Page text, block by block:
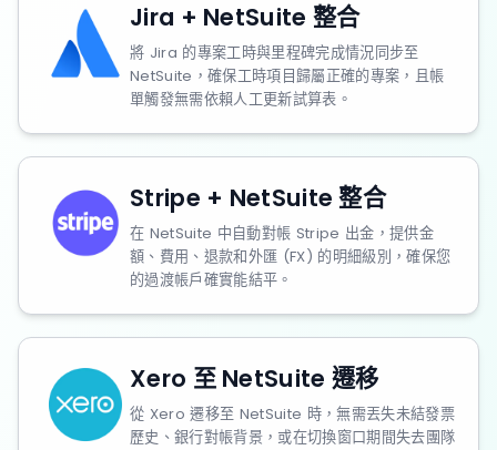
Jira + NetSuite 整合
將 Jira 的專案工時與里程碑完成情況同步至
NetSuite，確保工時項目歸屬正確的專案，且帳
單觸發無需依賴人工更新試算表。
Stripe + NetSuite 整合
在 NetSuite 中自動對帳 Stripe 出金，提供金
額、費用、退款和外匯 (FX) 的明細級別，確保您
的過渡帳戶確實能結平。
Xero 至 NetSuite 遷移
從 Xero 遷移至 NetSuite 時，無需丟失未結發票
歷史、銀行對帳背景，或在切換窗口期間失去團隊